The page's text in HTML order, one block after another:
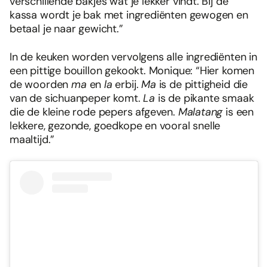
kassa wordt je bak met ingrediënten gewogen en
betaal je naar gewicht.”
In de keuken worden vervolgens alle ingrediënten in
een pittige bouillon gekookt. Monique: “Hier komen
de woordenma en la erbij.Ma is de pittigheid die
van de sichuanpeper komt.La is de pikante smaak
die de kleine rode pepers afgeven. Malatang is een
lekkere, gezonde, goedkope en vooral snelle
maaltijd.”